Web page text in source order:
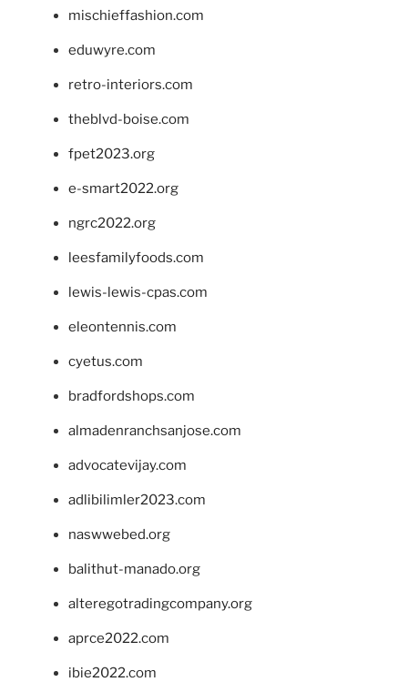
mischieffashion.com
eduwyre.com
retro-interiors.com
theblvd-boise.com
fpet2023.org
e-smart2022.org
ngrc2022.org
leesfamilyfoods.com
lewis-lewis-cpas.com
eleontennis.com
cyetus.com
bradfordshops.com
almadenranchsanjose.com
advocatevijay.com
adlibilimler2023.com
naswwebed.org
balithut-manado.org
alteregotradingcompany.org
aprce2022.com
ibie2022.com